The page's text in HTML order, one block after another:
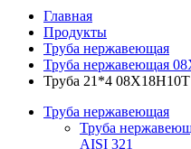
Главная
Продукты
Труба нержавеющая
Труба нержавеющая
Труба 21*4 08Х18Н10Т
Труба нержавеющая
Труба
AISI 321